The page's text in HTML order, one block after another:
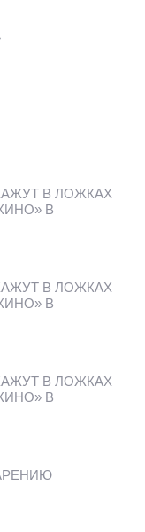
В ЛОЖКАХ
В
В ЛОЖКАХ
В
В ЛОЖКАХ
В